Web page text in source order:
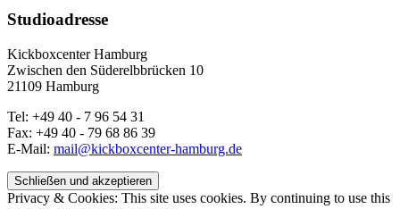
Studioadresse
Kickboxcenter Hamburg
Zwischen den Süderelbbrücken 10
21109 Hamburg
Tel: +49 40 - 7 96 54 31
Fax: +49 40 - 79 68 86 39
E-Mail: mail@kickboxcenter-hamburg.de
Privacy & Cookies: This site uses cookies. By continuing to use this